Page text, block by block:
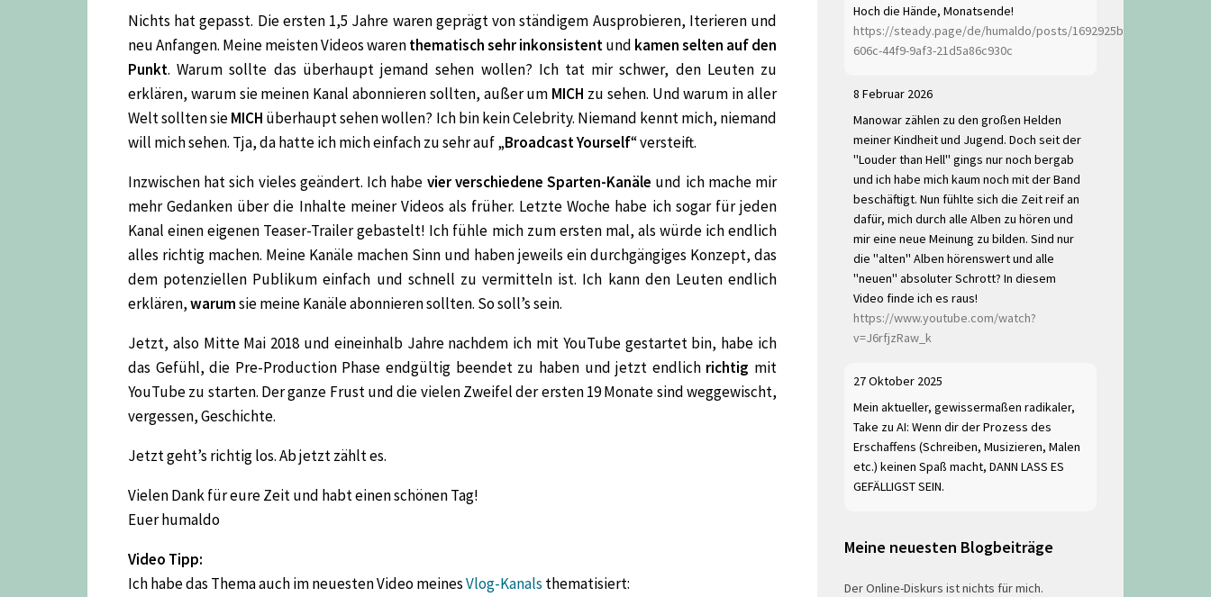
Nichts hat gepasst. Die ersten 1,5 Jahre waren geprägt von ständigem Ausprobieren, Iterieren und
neu Anfangen. Meine meisten Videos warenthematisch sehr inkonsistentund kamen selten auf den
Punkt. Warum sollte das überhaupt jemand sehen wollen? Ich tat mir schwer, den Leuten zu
erklären, warum sie meinen Kanal abonnieren sollten, außer um MICH zu sehen. Und warum in aller
Welt sollten sieMICH überhaupt sehen wollen? Ich bin kein Celebrity. Niemand kennt mich, niemand
will mich sehen. Tja, da hatte ich mich einfach zu sehr auf „Broadcast Yourself“ versteift.
Inzwischen hat sich vieles geändert. Ich habe vier verschiedene Sparten-Kanäle und ich mache mir
mehr Gedanken über die Inhalte meiner Videos als früher. Letzte Woche habe ich sogar für jeden
Kanal einen eigenen Teaser-Trailer gebastelt! Ich fühle mich zum ersten mal, als würde ich endlich
alles richtig machen. Meine Kanäle machen Sinn und haben jeweils ein durchgängiges Konzept, das
dem potenziellen Publikum einfach und schnell zu vermitteln ist. Ich kann den Leuten endlich
erklären,warumsie meine Kanäle abonnieren sollten. So soll’s sein.
Jetzt, also Mitte Mai 2018 und eineinhalb Jahre nachdem ich mit YouTube gestartet bin, habe ich
das Gefühl, die Pre-Production Phase endgültig beendet zu haben und jetzt endlich richtig mit
YouTube zu starten. Der ganze Frust und die vielen Zweifel der ersten 19 Monate sind weggewischt,
vergessen, Geschichte.
Jetzt geht’s richtig los. Ab jetzt zählt es.
Vielen Dank für eure Zeit und habt einen schönen Tag!
Euer humaldo
Video Tipp:
Ich habe das Thema auch im neuesten Video meinesVlog-Kanals thematisiert:
Hoch die Hände, Monatsende!
https://steady.page/de/humaldo/posts/1692925b-
606c-44f9-9af3-21d5a86c930c
8 Februar 2026
Manowar zählen zu den großen Helden
meiner Kindheit und Jugend. Doch seit der
"Louder than Hell" gings nur noch bergab
und ich habe mich kaum noch mit der Band
beschäftigt. Nun fühlte sich die Zeit reif an
dafür, mich durch alle Alben zu hören und
mir eine neue Meinung zu bilden. Sind nur
die "alten" Alben hörenswert und alle
"neuen" absoluter Schrott? In diesem
Video finde ich es raus!
https://www.youtube.com/watch?
v=J6rfjzRaw_k
27 Oktober 2025
Mein aktueller, gewissermaßen radikaler,
Take zu AI: Wenn dir der Prozess des
Erschaffens (Schreiben, Musizieren, Malen
etc.) keinen Spaß macht, DANN LASS ES
GEFÄLLIGST SEIN.
Meine neuesten Blogbeiträge
Der Online-Diskurs ist nichts für mich.